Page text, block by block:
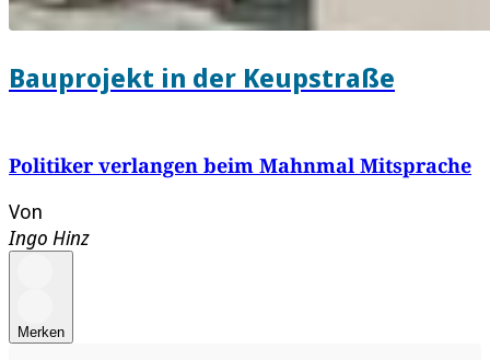
Bauprojekt in der Keupstraße
Politiker verlangen beim Mahnmal Mitsprache
Von
Ingo Hinz
Merken